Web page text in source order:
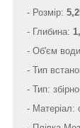
- Розмір:
- Глибина:
- Об'єм
- Тип
- Тип:
- Матеріал: